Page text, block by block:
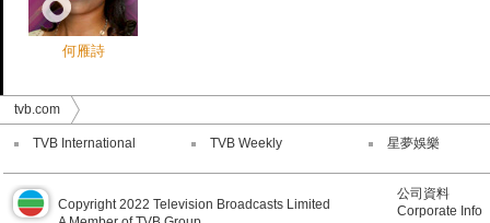
何雁詩
tvb.com
TVB International TVB Weekly 星夢娛樂
Copyright 2022 Television Broadcasts Limited
公司資料
Corporate Info